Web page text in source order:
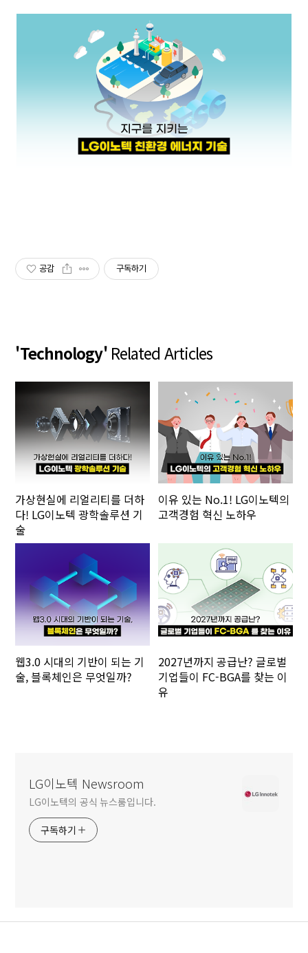
공감 구독하기
'Technology'Related Articles
가상현실에 리얼리티를 더하
다! LG이노텍 광학솔루션 기
술
이유 있는 No.1! LG이노텍의
고객경험 혁신 노하우
웹3.0 시대의 기반이 되는 기
술, 블록체인은 무엇일까?
2027년까지 공급난? 글로벌
기업들이 FC-BGA를 찾는 이
유
LG이노텍 Newsroom
LG이노텍의 공식 뉴스룸입니다.
구독하기